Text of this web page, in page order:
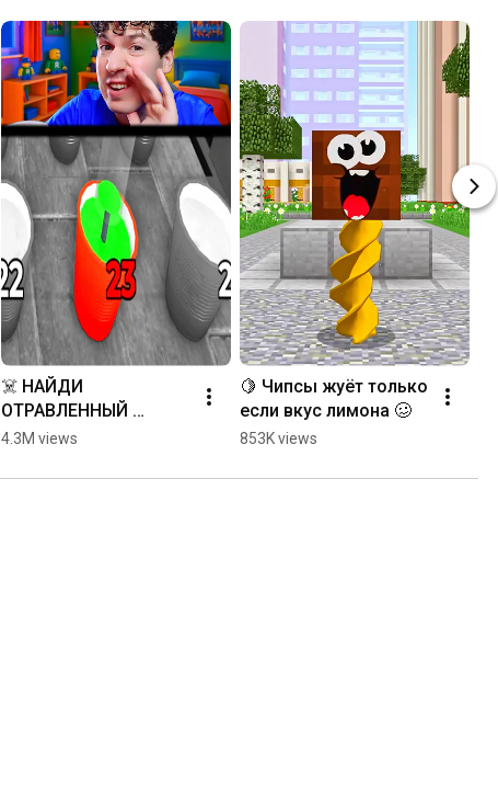
☠️ НАЙДИ
ОТРАВЛЕННЫЙ
СТАКАН в Роблокс!
4.3M views
🍋 Чипсы жуёт только
если вкус лимона 🥴
853K views